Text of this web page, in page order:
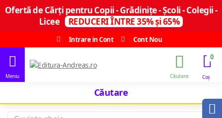
Ofertă de Cărți pentru Copii - Grădinițe - Școli - Colegii -
Licee
REDUCERI ÎNTRE 35% și 65%
Intrare in Cont
Cont Nou
0
Căutare